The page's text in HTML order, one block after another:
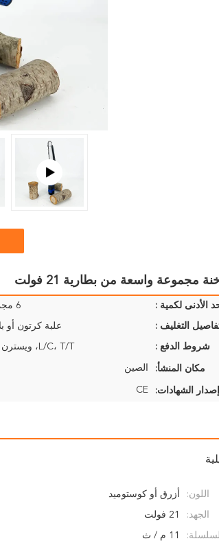
مجموعة واسعة من بطارية 21 فولت
الأدنى لكمية : 6 مجموعات
التغليف : علبة كرتون أو
شروط الدفع : L/C، T/T، ويسترن يونيون
مكان المنشأ: الصين
إصدار الشهادات: CE
اللون: أزرق أو كوستوميد
الجهد: 21 فولت
11 م / ث